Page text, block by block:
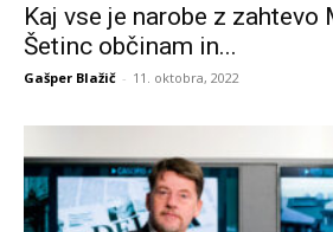
Kaj vse je narobe z zahtevo
Šetinc občinam in...
Gašper Blažič - 11. oktobra, 2022